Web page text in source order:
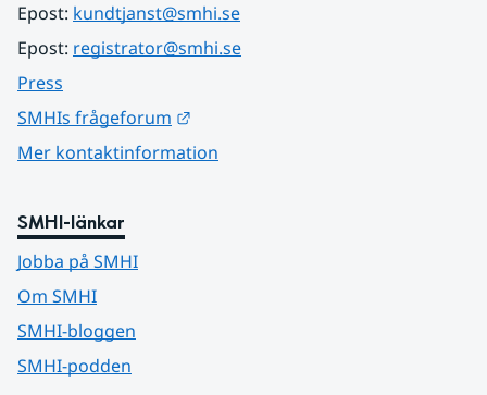
Epost: kundtjanst@smhi.se
Epost: registrator@smhi.se
Press
SMHIs frågeforum
Mer kontaktinformation
SMHI-länkar
Jobba på SMHI
Om SMHI
SMHI-bloggen
SMHI-podden